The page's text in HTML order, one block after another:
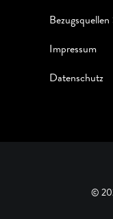
Impressum
Datenschutz
©